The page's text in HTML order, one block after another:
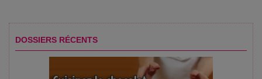
DOSSIERS RÉCENTS